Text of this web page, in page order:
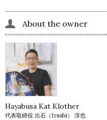
About the owner
Hayabusa Kat Klother
代表取締役 出石（Izushi） 淳也